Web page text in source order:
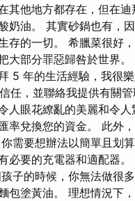
其他地方都存在，但在
奶油。 其實砂鍋也有，
存的一切。 希臘菜很好
大部分罪惡歸咎於世界
5 年的生活經驗，我很
任，並聯絡我提供有關
人眼花繚亂的美麗和令人
率兌換您的資金。 此外
需要想辦法以簡單且划
必要的充電器和適配器
子的時候，你無法做很
包塗黃油。 理想情況下